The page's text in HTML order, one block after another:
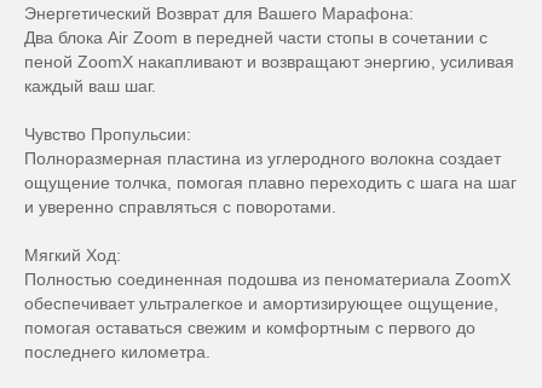
Энергетический Возврат для Вашего Марафона:
Два блока Air Zoom в передней части стопы в сочетании с
пеной ZoomX накапливают и возвращают энергию, усиливая
каждый ваш шаг.
Чувство Пропульсии:
Полноразмерная пластина из углеродного волокна создает
ощущение толчка, помогая плавно переходить с шага на шаг
и уверенно справляться с поворотами.
Мягкий Ход:
Полностью соединенная подошва из пеноматериала ZoomX
обеспечивает ультралегкое и амортизирующее ощущение,
помогая оставаться свежим и комфортным с первого до
последнего километра.